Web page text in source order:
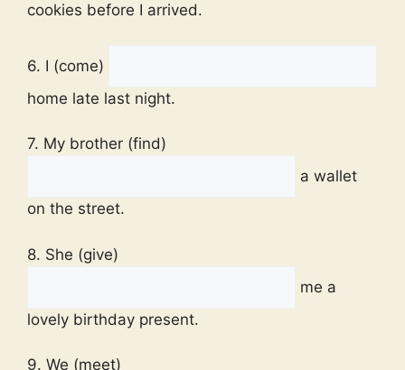
cookies before I arrived.
6. I (come)
home late last night.
7. My brother (find)
a wallet
on the street.
8. She (give)
me a
lovely birthday present.
9. We (meet)